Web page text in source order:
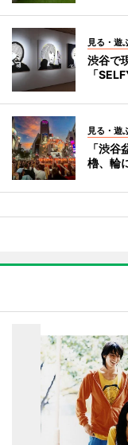
見る・遊
渋谷で
「
見る・遊
「渋
櫓、輪